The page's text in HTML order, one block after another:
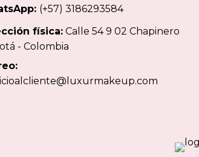
(+57) 3186293584
física: Calle 54 9 02 Chapinero
- Colombia